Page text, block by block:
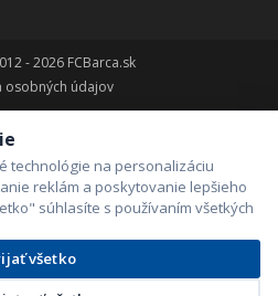
- 2026 FCBarca.sk
osobných údajov
technológie na personalizáciu
reklám a poskytovanie lepšieho
súhlasíte s používaním všetkých
všetko